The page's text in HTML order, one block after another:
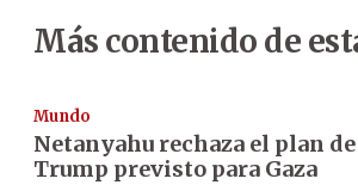
Más contenido de
Mundo
Netanyahu rechaza el plan de
Trump previsto para Gaza